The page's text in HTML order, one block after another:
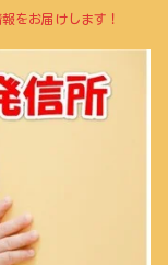
をお届けします！